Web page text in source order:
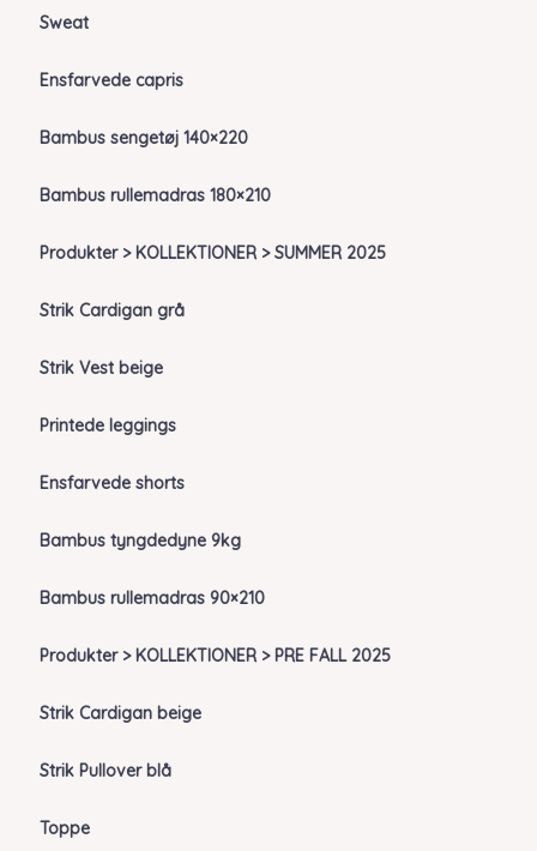
Sweat
Ensfarvede capris
Bambus sengetøj 140×220
Bambus rullemadras 180×210
Produkter > KOLLEKTIONER > SUMMER 2025
Strik Cardigan grå
Strik Vest beige
Printede leggings
Ensfarvede shorts
Bambus tyngdedyne 9kg
Bambus rullemadras 90×210
Produkter > KOLLEKTIONER > PRE FALL 2025
Strik Cardigan beige
Strik Pullover blå
Toppe